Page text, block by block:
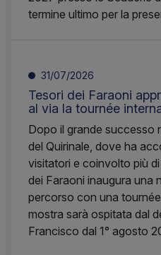
termine ultimo per la
31/07/2026
Tesori dei Faraoni
al via la tournée
Dopo il grande successo
del Quirinale, dove ha
visitatori e coinvolto più
dei Faraoni inaugura una
percorso con una
mostra sarà ospitata dal
Francisco dal 1° agosto